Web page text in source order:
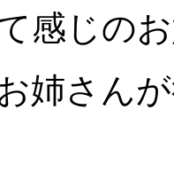
感じの
姉さん